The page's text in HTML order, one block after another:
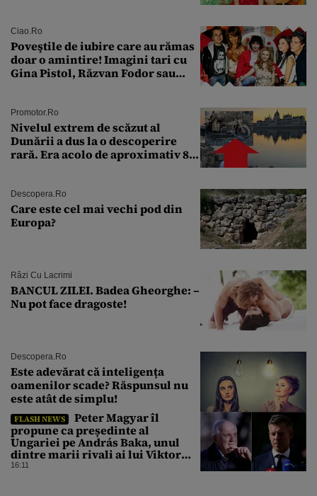
Ciao.ro
Poveştile de iubire care au rămas
doar o amintire! Imagini tari cu
Gina Pistol, Răzvan Fodor sau
Promotor.ro
Nivelul extrem de scăzut al
Dunării a dus la o descoperire
rară. Era acolo de aproximativ 80
Descopera.ro
Care este cel mai vechi pod din
Europa?
Râzi Cu Lacrimi
BANCUL ZILEI. Badea Gheorghe: –
Nu pot face dragoste!
Descopera.ro
Este adevărat că inteligența
oamenilor scade? Răspunsul nu
este atât de simplu!
FLASH NEWS
Peter Magyar îl
propune ca președinte al
Ungariei pe András Baka, unul
dintre marii rivali ai lui Viktor
Orbán
16:11